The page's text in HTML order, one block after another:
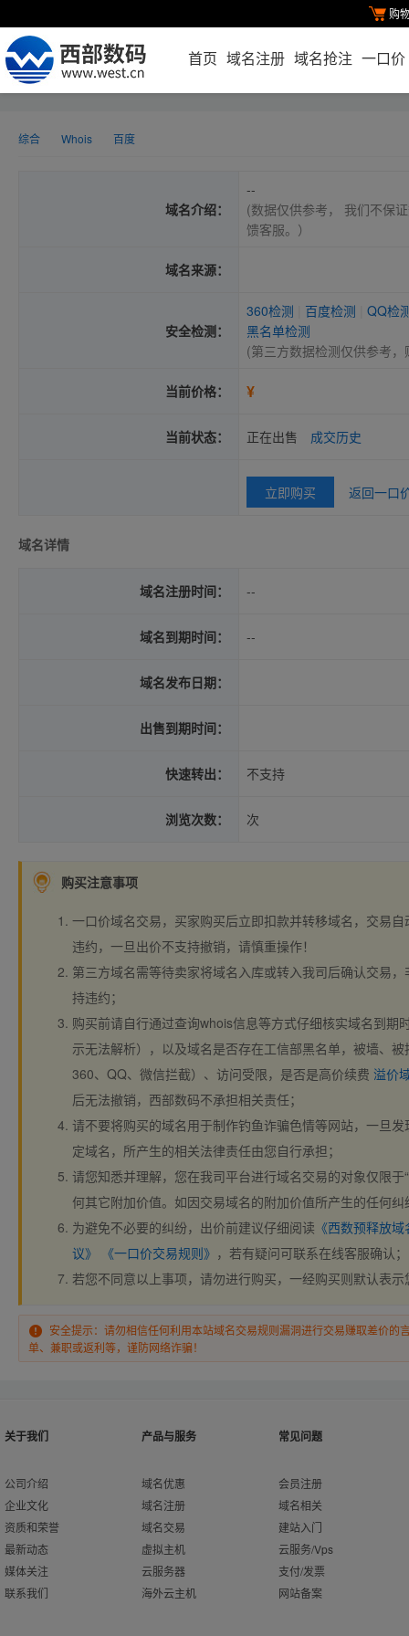
购
首页 域名注册 域名抢注 一口价
综合 Whois 百度
域名介绍：
--
(数据仅供参考， 我们不保
馈客服。）
域名来源：
安全检测：
360检测 百度检测
QQ检
黑名单检测
(第三方数据检测仅供参考
当前价格： ¥
当前状态： 正在出售 成交历史
立即购买 返回一口
域名详情
域名注册时间： --
域名到期时间： --
域名发布日期：
出售到期时间：
快速转出： 不支持
浏览次数： 次
购买注意事项
一口价域名交易，买家购买后立即扣款并转移域名，交易
违约，一旦出价不支持撤销，请慎重操作！
第三方域名需等待卖家将域名入库或转入我司后确认交易
持违约；
购买前请自行通过查询whois信息等方式仔细核实域名到期
示无法解析），以及域名是否存在工信部黑名单，被墙、
360、QQ、微信拦截）、访问受限，是否是高价续费 溢价
后无法撤销，西部数码不承担相关责任；
请不要将购买的域名用于制作钓鱼诈骗色情等网站，一旦
定域名，所产生的相关法律责任由您自行承担；
请您知悉并理解，您在我司平台进行域名交易的对象仅限于
何其它附加价值。如因交易域名的附加价值所产生的任何
为避免不必要的纠纷，出价前建议仔细阅读 《西数预释放
议》
《一口价交易规则》 ，若有疑问可联系在线客服确认；
若您不同意以上事项，请勿进行购买，一经购买则默认表
安全提示：请勿相信任何利用本站域名交易规则漏洞进行交易赚取差价的
单、兼职或返利等，谨防网络诈骗！
关于我们
公司介绍
企业文化
资质和荣誉
最新动态
媒体关注
联系我们
产品与服务
域名优惠
域名注册
域名交易
虚拟主机
云服务器
海外云主机
常见问题
会员注册
域名相关
建站入门
云服务/Vps
支付/发票
网站备案